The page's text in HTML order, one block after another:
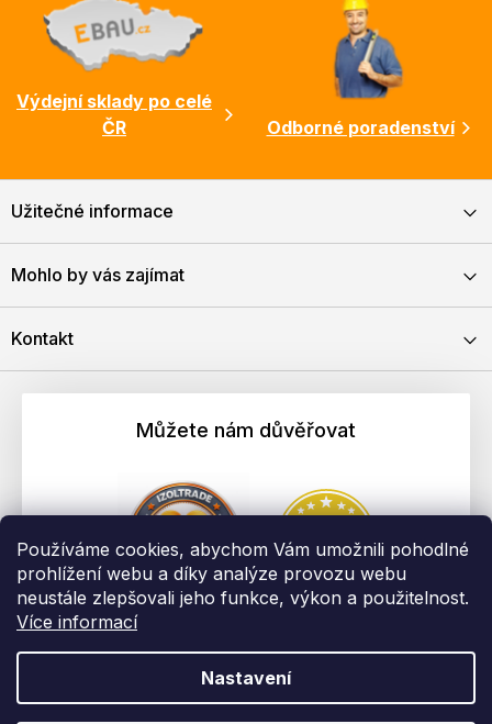
Používáme cookies, abychom Vám umožnili pohodlné
prohlížení webu a díky analýze provozu webu
neustále zlepšovali jeho funkce, výkon a použitelnost.
Více informací
Nastavení
Výdejní sklady po celé
ČR
Odborné poradenství
Užitečné informace
Mohlo by vás zajímat
Kontakt
Můžete nám důvěřovat
Vytvořil Shoptet